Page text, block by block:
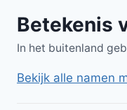
Betekenis
In het buitenland
Bekijk alle namen